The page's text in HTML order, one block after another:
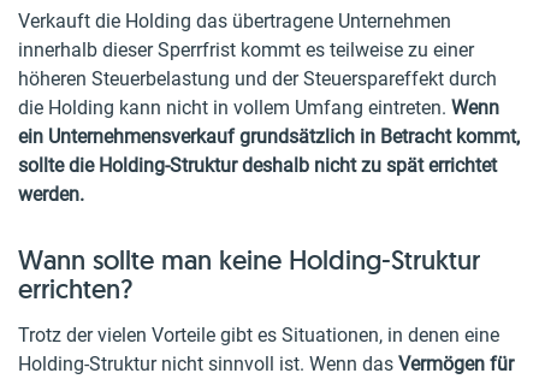
Verkauft die Holding das übertragene Unternehmen
innerhalb dieser Sperrfrist kommt es teilweise zu einer
höheren Steuerbelastung und der Steuerspareffekt durch
die Holding kann nicht in vollem Umfang eintreten. Wenn
ein Unternehmensverkauf grundsätzlich in Betracht kommt,
sollte die Holding-Struktur deshalb nicht zu spät errichtet
werden.
Wann sollte man keine Holding-Struktur
errichten?
Trotz der vielen Vorteile gibt es Situationen, in denen eine
Holding-Struktur nicht sinnvoll ist. Wenn das Vermögen für